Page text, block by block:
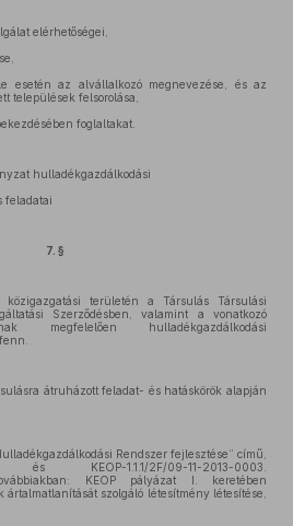
elérhetőségei,
esetén az alvállalkozó megnevezése, és az
települések felsorolása,
foglaltakat.
hulladékgazdálkodási
feladatai
7. §
területén a Társulás Társulási
Szerződésben, valamint a vonatkozó
megfelelően hulladékgazdálkodási
átruházott feladat- és hatáskörök alapján
Rendszer fejlesztése” című,
és KEOP-1.1.1/2F/09-11-2013-0003.
KEOP pályázat I. keretében
szolgáló létesítmény létesítése,